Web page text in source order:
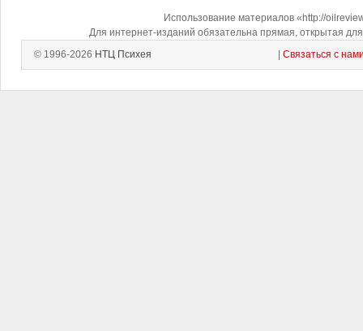
Использование материалов «http://
Для интернет-изданий обязательна прямая, открытая
© 1996-2026 НТЦ Психея Связаться с